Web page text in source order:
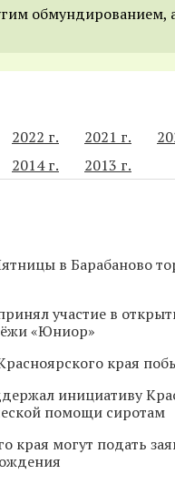
обмундированием,
2022 г. 2021 г.
2014 г. 2013 г.
в Барабаново
участие в
«Юниор»
края
инициативу
помощи сиротам
края могут подать